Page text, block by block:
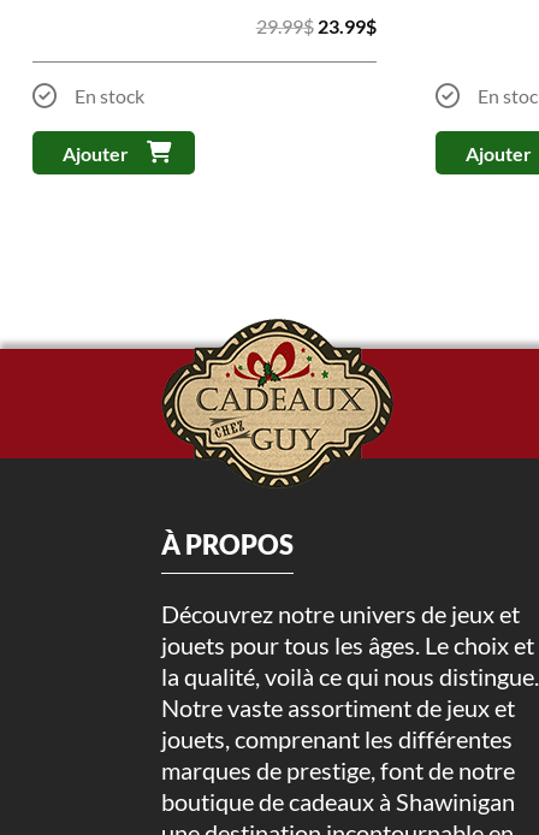
29.99$ Le
prix
23.99$Le
prix
En stock
Ajouter
En
Ajouter
À PROPOS
Découvrez notre univers de jeux et
jouets pour tous les âges. Le choix et
la qualité, voilà ce qui nous distingue.
Notre vaste assortiment de jeux et
jouets, comprenant les différentes
marques de prestige, font de notre
boutique de cadeaux à Shawinigan